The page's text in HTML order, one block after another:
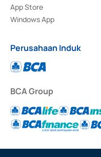
App Store
Windows App
Perusahaan Induk
BCA Group